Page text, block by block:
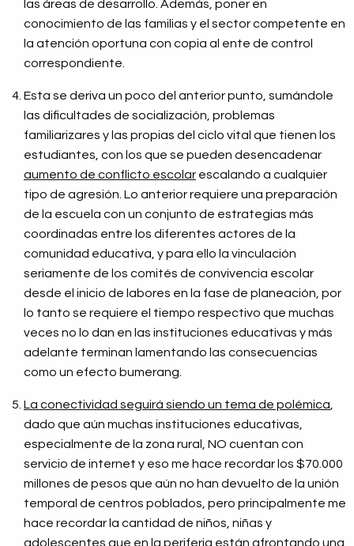
las áreas de desarrollo. Además, poner en
conocimiento de las familias y el sector competente en
la atención oportuna con copia al ente de control
correspondiente.
Esta se deriva un poco del anterior punto, sumándole
las dificultades de socialización, problemas
familiarizares y las propias del ciclo vital que tienen los
estudiantes, con los que se pueden desencadenar
aumento de conflicto escolar escalando a cualquier
tipo de agresión. Lo anterior requiere una preparación
de la escuela con un conjunto de estrategias más
coordinadas entre los diferentes actores de la
comunidad educativa, y para ello la vinculación
seriamente de los comités de convivencia escolar
desde el inicio de labores en la fase de planeación, por
lo tanto se requiere el tiempo respectivo que muchas
veces no lo dan en las instituciones educativas y más
adelante terminan lamentando las consecuencias
como un efecto bumerang.
La conectividad seguirá siendo un tema de polémica
dado que aún muchas instituciones educativas,
especialmente de la zona rural, NO cuentan con
servicio de internet y eso me hace recordar los $70.000
millones de pesos que aún no han devuelto de la unión
temporal de centros poblados, pero principalmente me
hace recordar la cantidad de niños, niñas y
adolescentes que en la periferia están afrontando una